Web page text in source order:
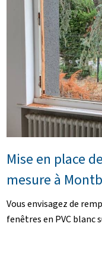
Mise en place
mesure à
Vous envisagez de
fenêtres en PVC blanc